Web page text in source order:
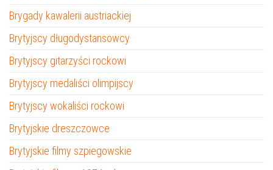
Brygady kawalerii austriackiej
Brytyjscy długodystansowcy
Brytyjscy gitarzyści rockowi
Brytyjscy medaliści olimpijscy
Brytyjscy wokaliści rockowi
Brytyjskie dreszczowce
Brytyjskie filmy szpiegowskie